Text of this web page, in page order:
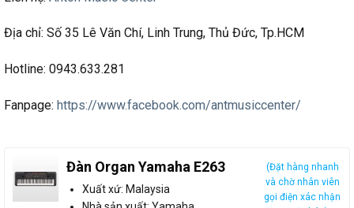
Địa chỉ: Số 35 Lê Văn Chí, Linh Trung, Thủ Đức, Tp.HCM
Hotline: 0943.633.281
Fanpage: https://www.facebook.com/antmusiccenter/
Đàn Organ Yamaha E263
Xuất xứ: Malaysia
(Đặt hàng nhanh
và chờ nhân viên
gọi điện xác nhận